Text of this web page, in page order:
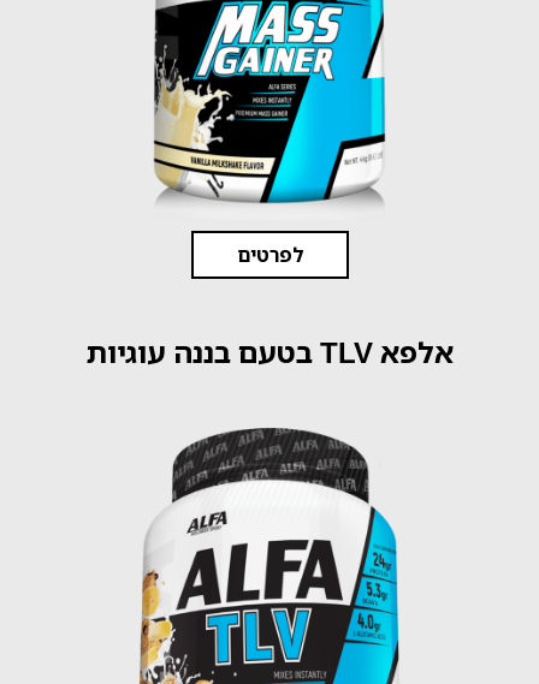
לפרטים
אלפא TLV בטעם בננה עוגיות